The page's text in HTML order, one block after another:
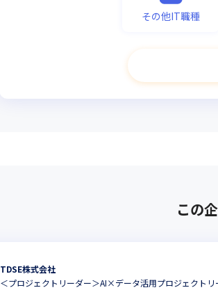
その他IT職種
この
TDSE株式会社
＜プロジェクトリーダー＞AI×データ活用プロジェクト